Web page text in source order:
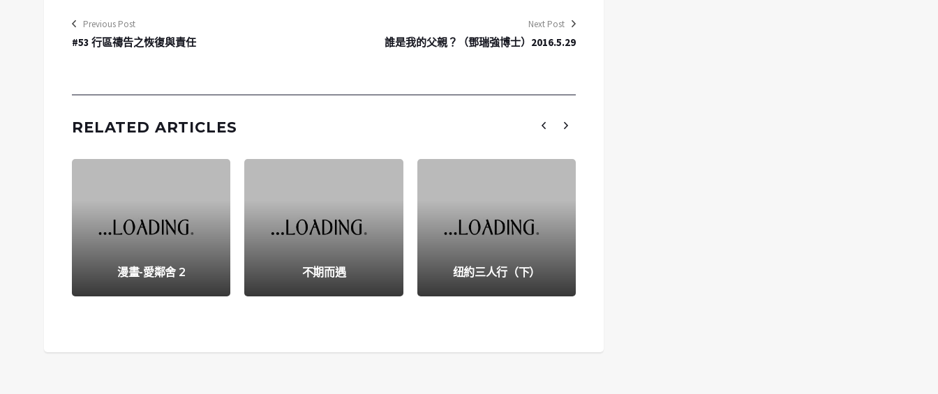
Previous Post
#53 行區禱告之恢復與責任
Next Post
誰是我的父親？（鄧瑞強博士）2016.5.29
RELATED ARTICLES
漫畫-愛鄰舍 2 不期而遇 纽約三人行（下）